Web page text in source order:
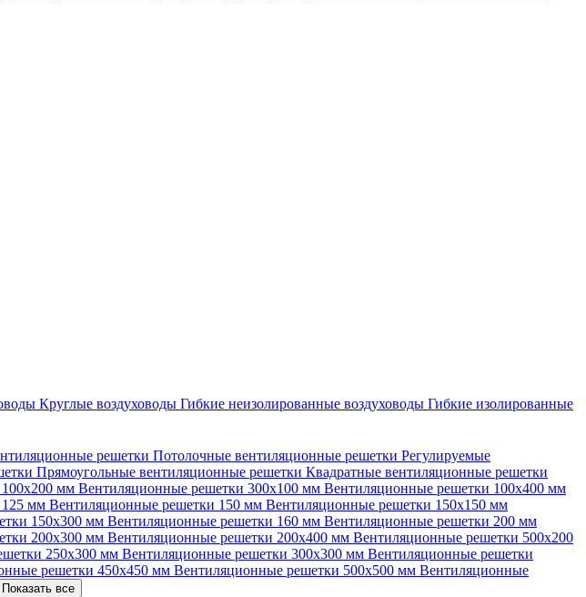
Круглые воздуховоды Гибкие неизолированные воздуховоды Гибкие изолированные
решетки Потолочные вентиляционные решетки Регулируемые
Прямоугольные вентиляционные решетки Квадратные вентиляционные решетки
мм Вентиляционные решетки 300х100 мм Вентиляционные решетки 100х400 мм
мм Вентиляционные решетки 150 мм Вентиляционные решетки 150х150 мм
150х300 мм Вентиляционные решетки 160 мм Вентиляционные решетки 200 мм
200х300 мм Вентиляционные решетки 200х400 мм Вентиляционные решетки 500х200
250х300 мм Вентиляционные решетки 300х300 мм Вентиляционные решетки
решетки 450х450 мм Вентиляционные решетки 500х500 мм Вентиляционные
Показать все